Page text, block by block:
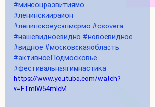
#минсоцразвитиямо
#ленинскийрайон
#ленинскоеусзнмсрмо #csovera
#нашевидноевидно #новоевидное
#видное #московскаяобласть
#активноеПодмосковье
#фестивальнаягимнастика
https://www.youtube.com/watch?
v=FTmIW54mlcM